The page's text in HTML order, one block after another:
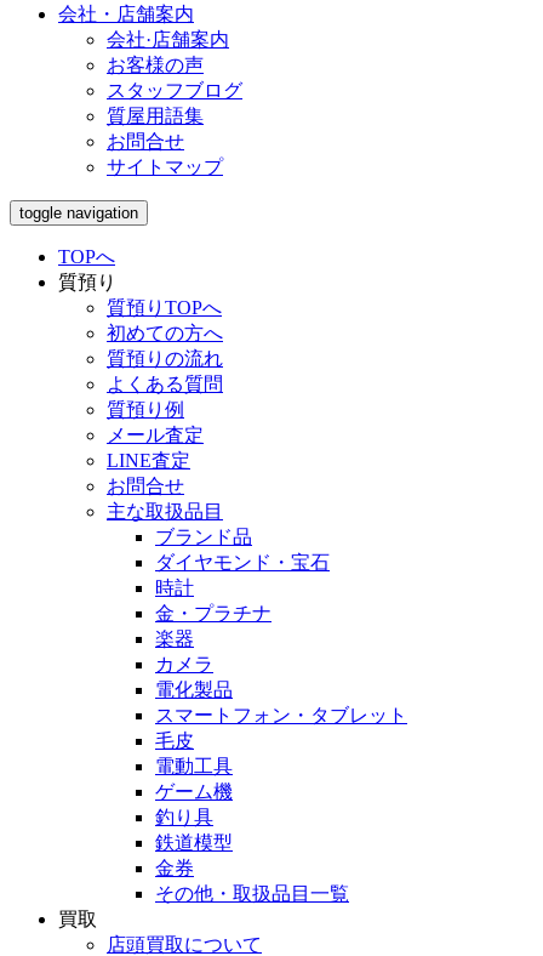
会社・店舗案内
会社·店舗案内
お客様の声
スタッフブログ
質屋用語集
お問合せ
サイトマップ
toggle navigation
TOPへ
質預り
質預りTOPへ
初めての方へ
質預りの流れ
よくある質問
質預り例
メール査定
LINE査定
お問合せ
主な取扱品目
ブランド品
ダイヤモンド・宝石
時計
金・プラチナ
楽器
カメラ
電化製品
スマートフォン・タブレット
毛皮
電動工具
ゲーム機
釣り具
鉄道模型
金券
その他・取扱品目一覧
買取
店頭買取について